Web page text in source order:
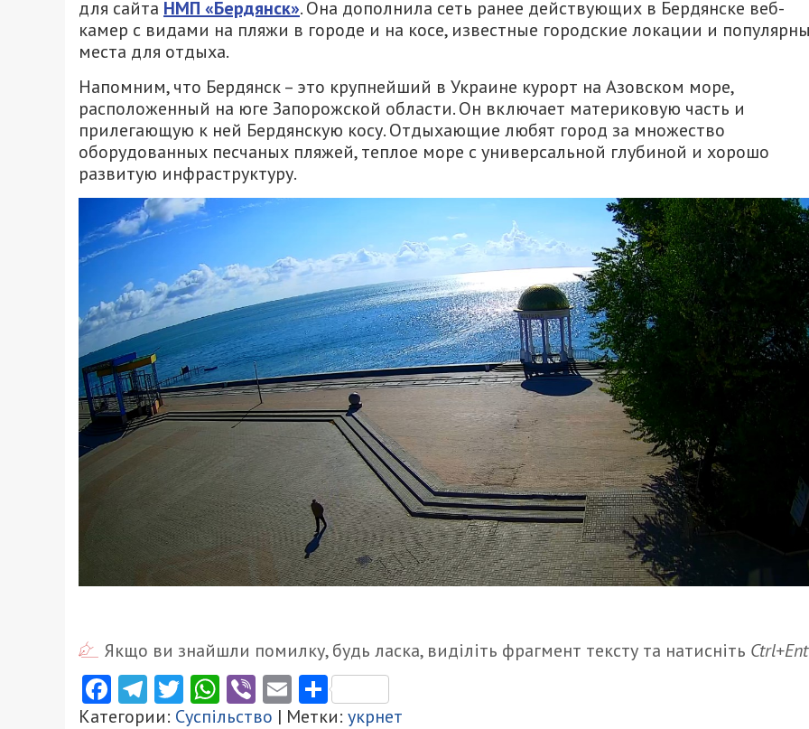
для сайта НМП «Бердянск». Она дополнила сеть ранее действующих в Бердянске веб-
камер с видами на пляжи в городе и на косе, известные городские локации и
места для отдыха.
Напомним, что Бердянск – это крупнейший в Украине курорт на Азовском море,
расположенный на юге Запорожской области. Он включает материковую часть и
прилегающую к ней Бердянскую косу. Отдыхающие любят город за множество
оборудованных песчаных пляжей, теплое море с универсальной глубиной и хорошо
развитую инфраструктуру.
Якщо ви знайшли помилку, будь ласка, виділіть фрагмент тексту та натисніть
Facebook
Telegram
Twitter
WhatsApp
ViberEmailПоділитися
Категории: Суспільство | Метки: укрнет